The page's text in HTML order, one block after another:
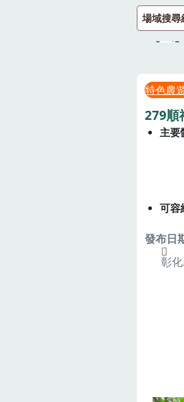
場域搜尋
特色農
279順
主要
可容
發布日
彰